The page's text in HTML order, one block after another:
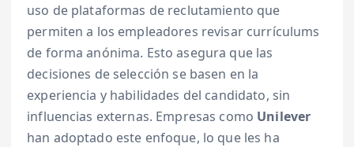
uso de plataformas de reclutamiento que
permiten a los empleadores revisar currículums
de forma anónima. Esto asegura que las
decisiones de selección se basen en la
experiencia y habilidades del candidato, sin
influencias externas. Empresas como Unilever
han adoptado este enfoque, lo que les ha